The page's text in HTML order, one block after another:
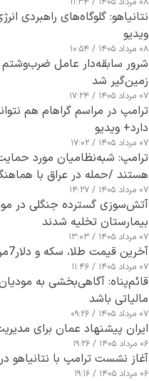
نتانیاهو: گلوگاه‌های راهبردی
ویدیو
۰۸ مرداد ۱۴۰۵ / ۱۰:۵۴
شرور سابقه‌دار عامل ضرب‌وشتم
زمین‌گیر شد
۰۷ مرداد ۱۴۰۵ / ۱۷:۲۴
ترامپ در مراسم گراهام هم
دارد+ ویدیو
۰۷ مرداد ۱۴۰۵ / ۱۷:۰۲
ترامپ: شبه‌نظامیان مورد
هستند /حمله در عراق با
۰۷ مرداد ۱۴۰۵ / ۱۴:۲۷
آتش‌سوزی گسترده جنگلی در
بیمارستان تخلیه شدند
۰۷ مرداد ۱۴۰۵ / ۱۳:۰۳
آخرین قیمت طلا، سکه و دلار7مرداد1405
۰۷ مرداد ۱۴۰۵ / ۱۱:۴۶
قائم‌پناه: آگاهی‌بخشی به
مالیاتی باشد
۰۷ مرداد ۱۴۰۵ / ۰۹:۲۶
ایران پیشنهاد عمان برای
۰۶ مرداد ۱۴۰۵ / ۱۹:۲۶
آغاز نشست ترامپ با نتانیاهو
۰۶ مرداد ۱۴۰۵ / ۱۹:۱۶